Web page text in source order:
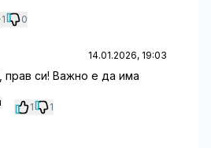
1 0
14.01.2026, 19:03
прав си! Важно е да има
1 1